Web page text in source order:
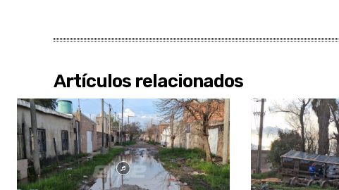
Artículos relacionados